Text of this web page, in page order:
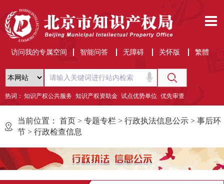
访问我的专属空间 智能问答 无障碍 关怀版 繁體
热词： 知识产权公共服务 知识产权资助金 试点优势单位 优先审查
当前位置： 首页 > 专题专栏 > 行政执法信息公示 > 事后环
节 > 行政检查信息